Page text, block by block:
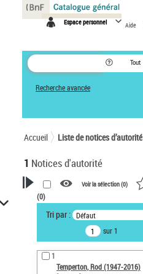
Espace personnel Aide
Tout
Recherche avancée
Accueil Liste de notices d’autorité
1 Notices d'autorité
VOTRE RECHERCHE
Recherche avancée dans les
notices d’autorité
Œuvres liées à l'auteur :
Temperton, Rod (1947-2016)
Voir la sélection (0)
(0)
Tri par : Défaut
sur 1
1
Temperton, Rod (1947-2016)
Panneau de gestion des cookies